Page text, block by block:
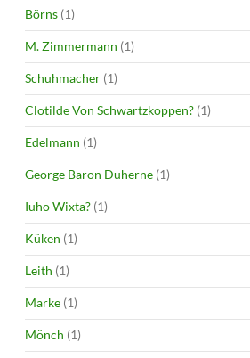
Börns (1)
M. Zimmermann (1)
Schuhmacher (1)
Clotilde Von Schwartzkoppen? (1)
Edelmann (1)
George Baron Duherne (1)
Iuho Wixta? (1)
Küken (1)
Leith (1)
Marke (1)
Mönch (1)